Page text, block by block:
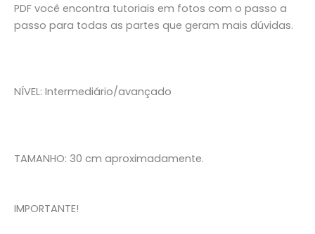
PDF você encontra tutoriais em fotos com o passo a
passo para todas as partes que geram mais dúvidas.
NÍVEL: Intermediário/avançado
TAMANHO: 30 cm aproximadamente.
IMPORTANTE!